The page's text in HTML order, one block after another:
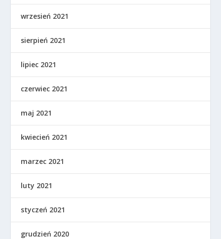
wrzesień 2021
sierpień 2021
lipiec 2021
czerwiec 2021
maj 2021
kwiecień 2021
marzec 2021
luty 2021
styczeń 2021
grudzień 2020